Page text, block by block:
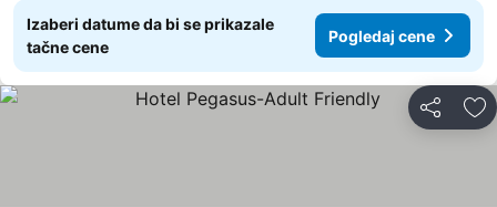
Izaberi datume da bi se prikazale
tačne cene
Pogledaj cene
Deli